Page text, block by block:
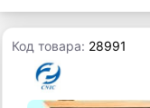
Код товара: 28991